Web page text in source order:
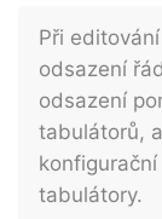
Při
odsazení
odsazení
tabulátorů,
tabulátory.